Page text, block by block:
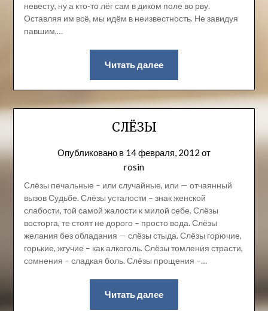
невесту, ну а кто-то лёг сам в диком поле во рву.
Оставляя им всё, мы идём в неизвестность. Не завидуя
павшим,…
Читать далее
СЛЁЗЫ
Опубликовано в 14 февраля, 2012 от
rosin
Слёзы печальные – или случайные, или — отчаянный
вызов Судьбе. Слёзы усталости – знак женской
слабости, той самой жалости к милой себе. Слёзы
восторга, те стоят не дорого – просто вода. Слёзы
желания без обладания — слёзы стыда. Слёзы горючие,
горькие, жгучие – как алкоголь. Слёзы томления страсти,
сомнения – сладкая боль. Слёзы прощения –…
Читать далее